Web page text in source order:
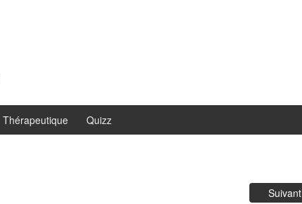
Thérapeutique Quizz
Suivant